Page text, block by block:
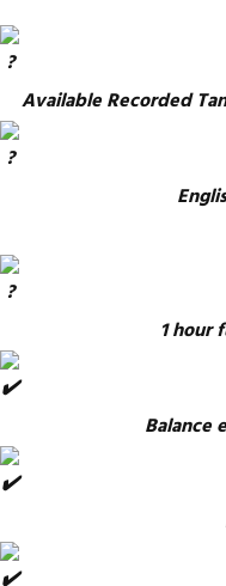
Available Recorded
1 hour
Balance